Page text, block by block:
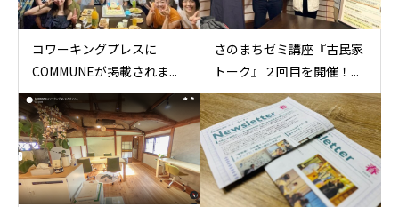
コワーキングプレスに
COMMUNEが掲載されま...
さのまちゼミ講座『古民家
トーク』２回目を開催！...